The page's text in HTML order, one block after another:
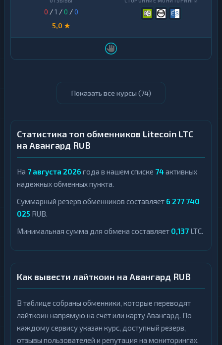
0 /1 /0 /0
5,0 ★
Показать все курсы (74)
Статистика топ обменников Litecoin LTC
на Авангард RUB
На 7 августа 2026 года в нашем списке 74активных
надежных обменных пункта.
Суммарный резерв обменников составляет 6 277 740
025 RUB.
Минимальная сумма для обмена составляет 0,137 LTC.
Как вывести лайткоин на Авангард RUB
В таблице собраны обменники, которые переводят
лайткоин напрямую на счёт или карту Авангард. По
каждому сервису указан курс, доступный резерв,
отзывы пользователей и репутация на мониторингах.